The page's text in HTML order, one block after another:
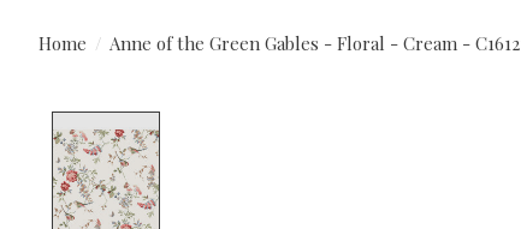
Home / Anne of the Green Gables - Floral - Cream -